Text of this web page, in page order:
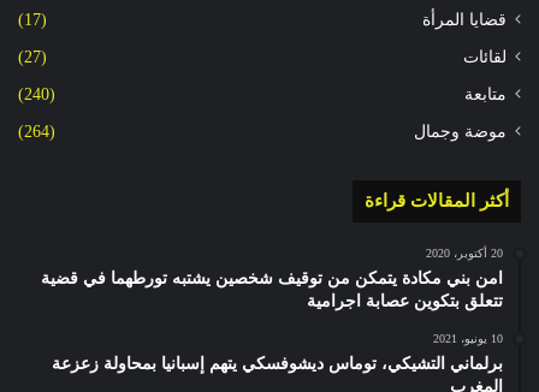
قضايا المرأة (17)
لقائات (27)
متابعة (240)
موضة وجمال (264)
أكثر المقالات قراءة
20 أكتوبر، 2020
امن بني مكادة يتمكن من توقيف شخصين يشتبه تورطهما في قضية
تتعلق بتكوين عصابة اجرامية
10 يونيو، 2021
برلماني التشيكي، توماس ديشوفسكي يتهم إسبانيا بمحاولة زعزعة
المغرب